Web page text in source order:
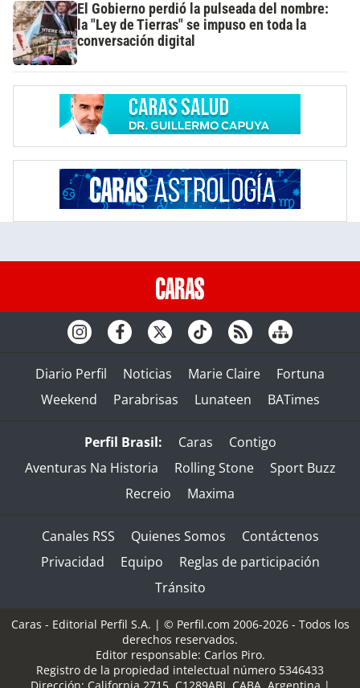
El Gobierno perdió la pulseada del nombre:
la "Ley de Tierras" se impuso en toda la
conversación digital
Diario Perfil Noticias Marie Claire
Fortuna
Weekend
Parabrisas Lunateen BATimes
Perfil Brasil: Caras
Contigo
Aventuras Na Historia
Rolling Stone
Sport Buzz
Recreio
Maxima
Canales RSS Quienes Somos
Contáctenos
Privacidad
Equipo
Reglas de participación
Tránsito
Caras - Editorial Perfil S.A. | © Perfil.com 2006-2026 - Todos los
derechos reservados.
Editor responsable: Carlos Piro.
Registro de la propiedad intelectual número 5346433
Dirección: California 2715, C1289ABI CABA, Argentina |